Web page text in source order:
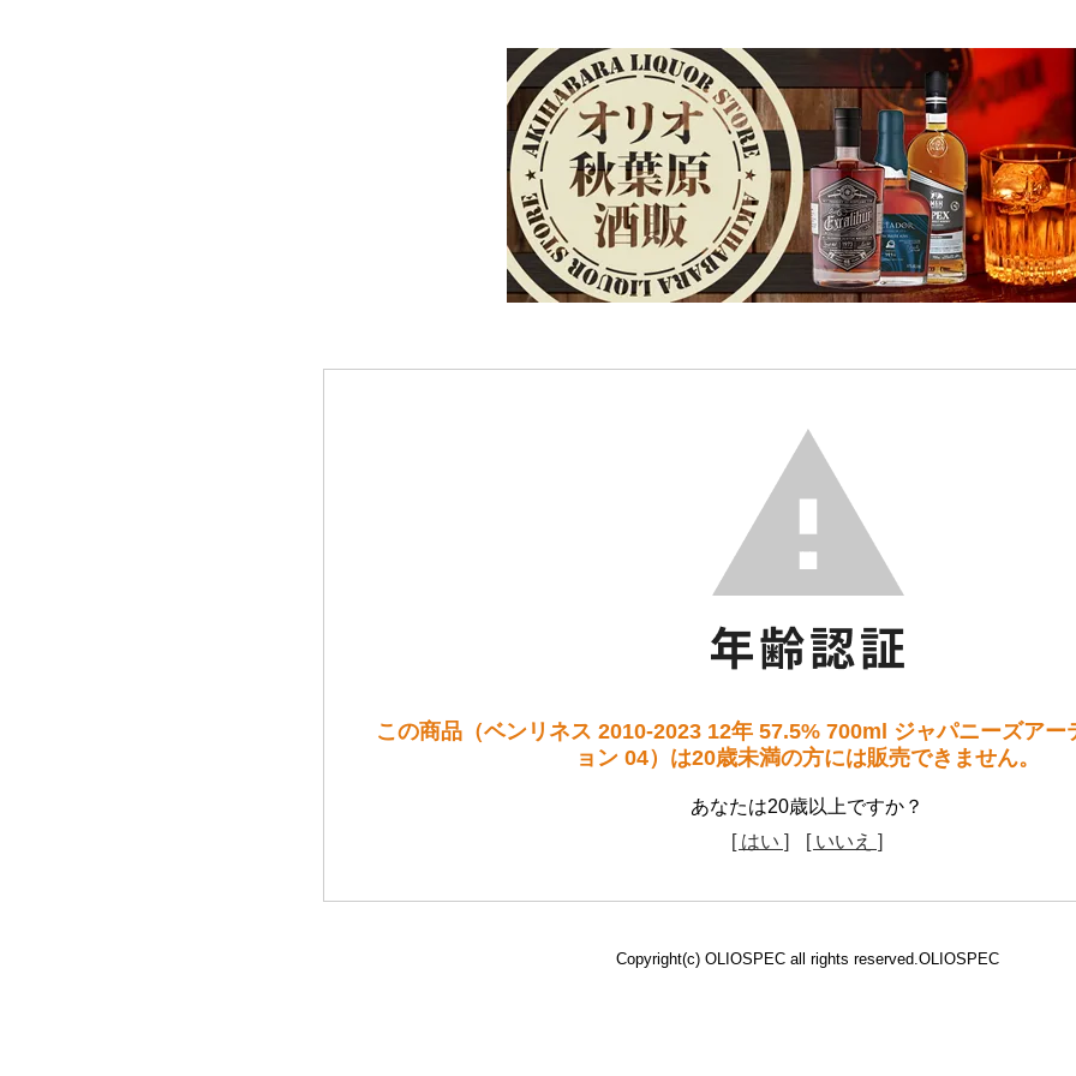
この商品（ベンリネス 2010-2023 12年 57.5% 700ml ジャパニーズアー
ョン 04）は20歳未満の方には販売できません。
あなたは20歳以上ですか？
[ はい ]
[ いいえ ]
Copyright(c) OLIOSPEC all rights reserved.OLIOSPEC